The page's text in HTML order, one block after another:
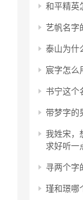
和平精英
艺帆名字
泰山为什
宸字怎么
书宁这个
带梦字的
我姓宋，
求好听一
寻两个字
瑾和璟哪